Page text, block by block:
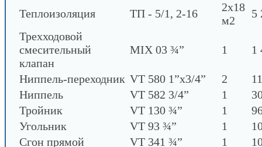
Теплоизоляция ТП - 5/1, 2-16
2х18
м2
5
Трехходовой
смесительный
клапан
MIX 03 ¾” 1 1
Ниппель-переходник VT 580 1”х3/4” 2
Ниппель
VT 582 3/4” 1
Тройник
VT 130 ¾” 1
Угольник
VT 93 ¾” 1
Сгон прямой
VT 341 ¾” 1